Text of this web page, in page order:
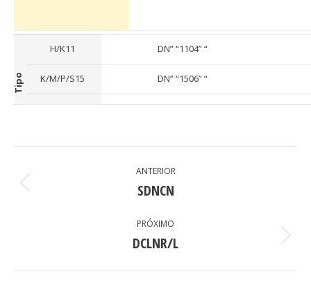
Tipo
H/K11 DN” “1104” “
K/M/P/S15 DN” “1506” “
NAVIGATION
ANTERIOR
Previous
SDNCN
PRÓXIMO
Next
DCLNR/L